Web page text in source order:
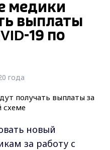
медики
выплаты
19 по
года
новый
за работу с